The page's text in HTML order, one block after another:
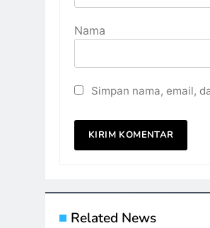
Nama
Simpan nama, email,
Related News